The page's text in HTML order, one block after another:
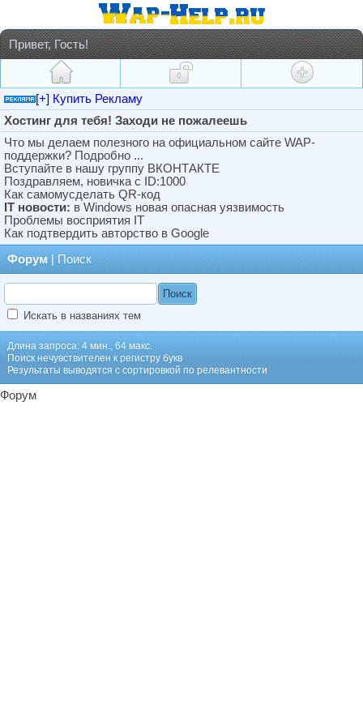
Привет, Гость!
[+] Купить Рекламу
Хостинг для тебя! Заходи не пожалеешь
Что мы делаем полезного на официальном сайте WAP-
поддержки? Подробно ...
Вступайте в нашу группу ВКОНТАКТЕ
Поздравляем, новичка с ID:1000
Как самомусделать QR-код
IT новости: в Windows новая опасная уязвимость
Проблемы восприятия IT
Как подтвердить авторство в Google
Форум | Поиск
Искать в названиях тем
Длина запроса: 4 мин., 64 макс.
Поиск нечувствителен к регистру букв
Результаты выводятся с сортировкой по релевантности
Форум